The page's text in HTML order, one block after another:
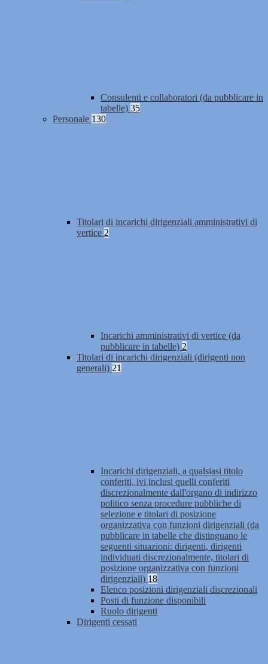
Consulenti e collaboratori (da pubblicare in
tabelle) 35
Personale 130
Titolari di incarichi dirigenziali amministrativi di
vertice 2
Incarichi amministrativi di vertice (da
pubblicare in tabelle) 2
Titolari di incarichi dirigenziali (dirigenti non
generali) 21
Incarichi dirigenziali, a qualsiasi titolo
conferiti, ivi inclusi quelli conferiti
discrezionalmente dall'organo di indirizzo
politico senza procedure pubbliche di
selezione e titolari di posizione
organizzativa con funzioni dirigenziali (da
pubblicare in tabelle che distinguano le
seguenti situazioni: dirigenti, dirigenti
individuati discrezionalmente, titolari di
posizione organizzativa con funzioni
dirigenziali) 18
Elenco posizioni dirigenziali discrezionali
Posti di funzione disponibili
Ruolo dirigenti
Dirigenti cessati